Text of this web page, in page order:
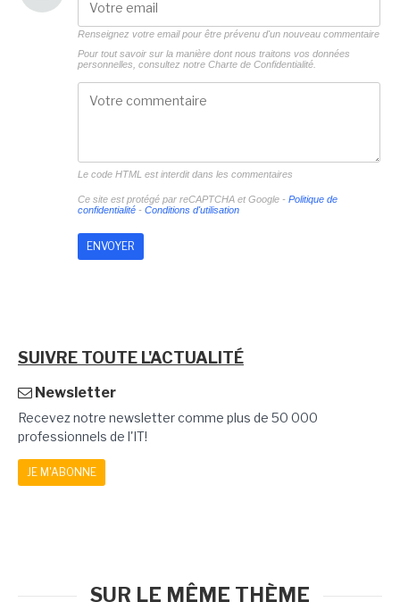
Renseignez votre email pour être prévenu d'un nouveau commentaire
Pour tout savoir sur la manière dont nous traitons vos données
personnelles, consultez notre Charte de Confidentialité.
Le code HTML est interdit dans les commentaires
Ce site est protégé par reCAPTCHA et Google - Politique de
confidentialité- Conditions d'utilisation
SUIVRE TOUTE L'ACTUALITÉ
Newsletter
Recevez notre newsletter comme plus de 50 000
professionnels de l'IT!
JE M'ABONNE
SUR LE MÊME THÈME